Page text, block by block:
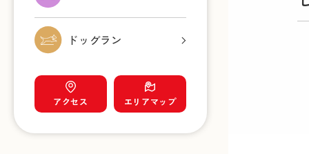
ドッグラン
アクセス エリアマップ